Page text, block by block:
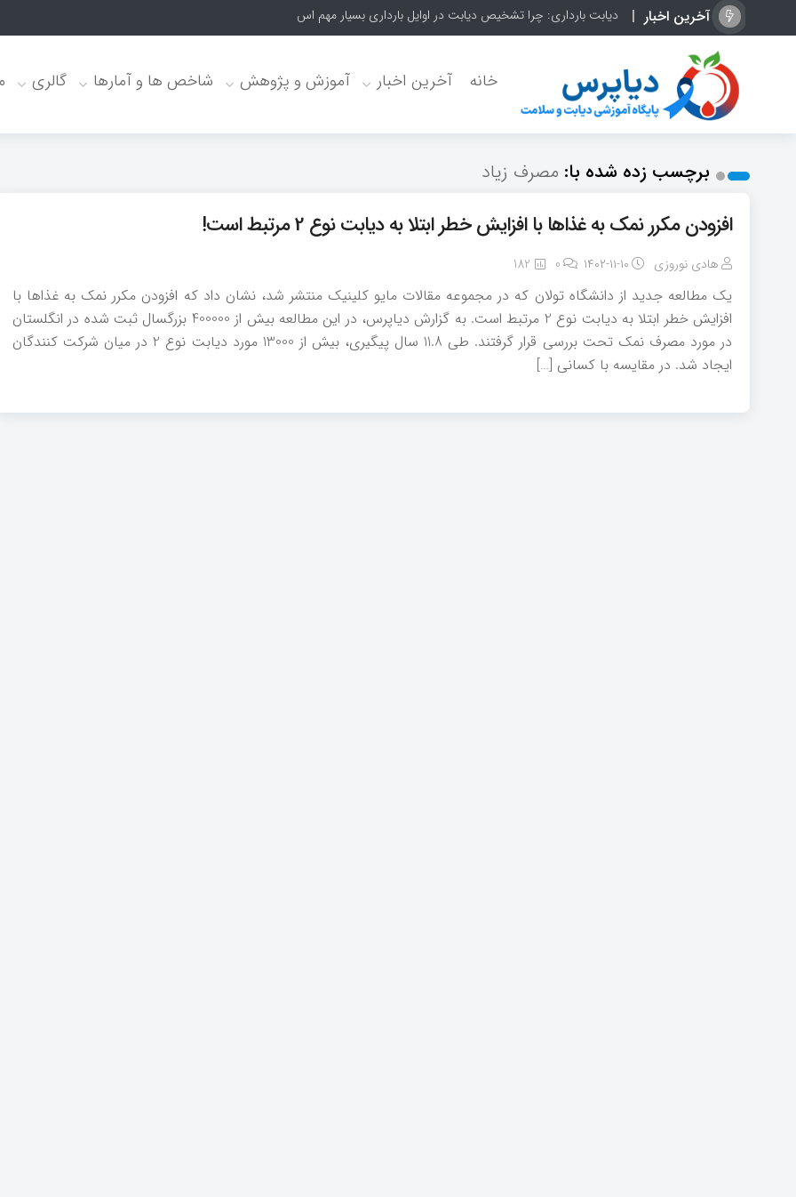
آخرین اخبار دیابت بارداری: چرا تشخیص دیابت در اوایل بارداری بسیار مهم است!
خانه آخرین اخبار آموزش و پژوهش شاخص ها و آمارها گالری
برچسب زده شده با: مصرف زیاد
افزودن مکرر نمک به غذاها با افزایش خطر ابتلا به دیابت نوع 2 مرتبط است!
هادی نوروزی ۱۴۰۲-۱۱-۱۰ 0
182
یک مطالعه جدید از دانشگاه تولان که در مجموعه مقالات مایو کلینیک منتشر شد، نشان داد که افزودن مکرر نمک به غذاها با
افزایش خطر ابتلا به دیابت نوع 2 مرتبط است. به گزارش دیاپرس، در این مطالعه بیش از 400000 بزرگسال ثبت شده در انگلستان
در مورد مصرف نمک تحت بررسی قرار گرفتند. طی 11.8 سال پیگیری، بیش از 13000 مورد دیابت نوع 2 در میان شرکت کنندگان
ایجاد شد. در مقایسه با کسانی […]